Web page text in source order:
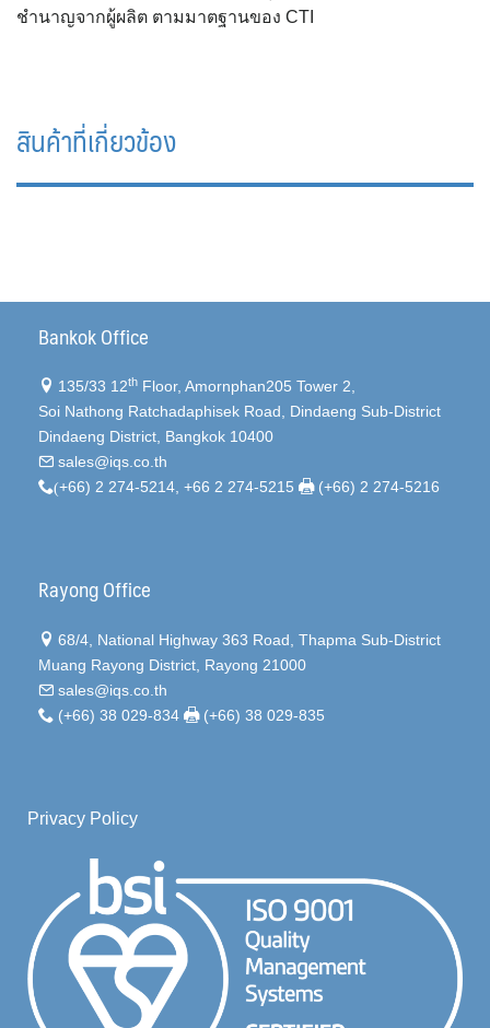
ชำนาญจากผู้ผลิต ตามมาตฐานของ CTI
สินค้าที่เกี่ยวข้อง
Bankok Office
135/33 12th Floor, Amornphan205 Tower 2,
Soi Nathong Ratchadaphisek Road, Dindaeng Sub-District
Dindaeng District, Bangkok 10400
sales@iqs.co.th
(+66) 2 274-5214, +66 2 274-5215 (+66) 2 274-5216
Rayong Office
68/4, National Highway 363 Road, Thapma Sub-District
Muang Rayong District, Rayong 21000
sales@iqs.co.th
(+66) 38 029-834
(+66) 38 029-835
Privacy Policy